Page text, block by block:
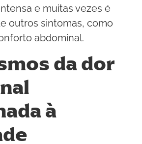
e muitas vezes é
outros sintomas, como
abdominal.
da dor
à